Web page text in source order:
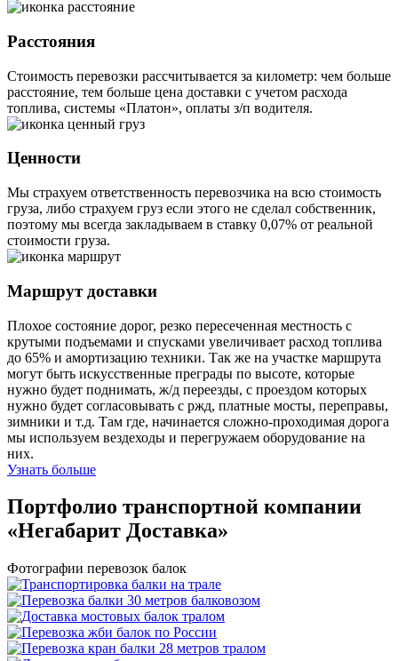
Расстояния
Стоимость перевозки рассчитывается за километр: чем больше
расстояние, тем больше цена доставки с учетом расхода
топлива, системы «Платон», оплаты з/п водителя.
Ценности
Мы страхуем ответственность перевозчика на всю стоимость
груза, либо страхуем груз если этого не сделал собственник,
поэтому мы всегда закладываем в ставку 0,07% от реальной
стоимости груза.
Маршрут доставки
Плохое состояние дорог, резко пересеченная местность с
крутыми подъемами и спусками увеличивает расход топлива
до 65% и амортизацию техники. Так же на участке маршрута
могут быть искусственные преграды по высоте, которые
нужно будет поднимать, ж/д переезды, с проездом которых
нужно будет согласовывать с ржд, платные мосты, переправы,
зимники и т.д. Там где, начинается сложно-проходимая дорога
мы используем вездеходы и перегружаем оборудование на
них.
Узнать больше
Портфолио транспортной компании
«Негабарит Доставка»
Фотографии перевозок балок